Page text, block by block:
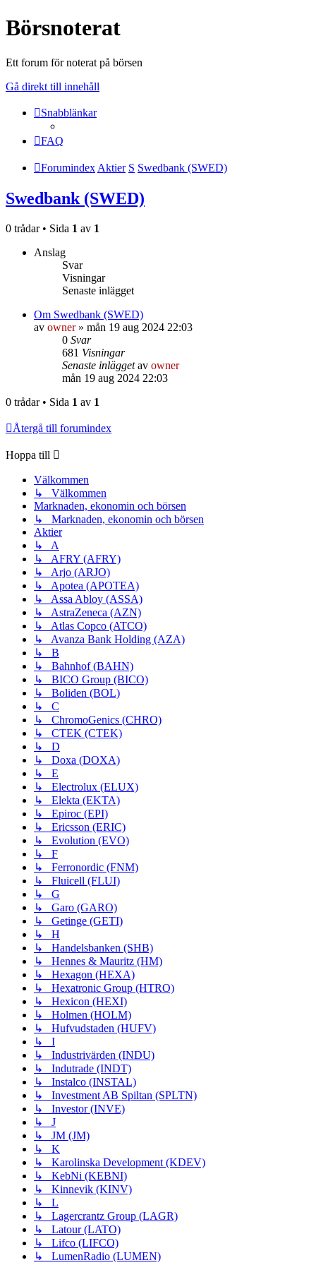
Börsnoterat
Ett forum för noterat på börsen
Gå direkt till innehåll
Snabblänkar
FAQ
Forumindex Aktier S Swedbank (SWED)
Swedbank (SWED)
0 trådar • Sida 1 av 1
Anslag
Svar
Visningar
Senaste inlägget
Om Swedbank (SWED)
av owner» mån 19 aug 2024 22:03
0 Svar
681 Visningar
Senaste inläggetav owner
mån 19 aug 2024 22:03
0 trådar • Sida 1 av 1
Återgå till forumindex
Hoppa till
Välkommen
↳ Välkommen
Marknaden, ekonomin och börsen
↳ Marknaden, ekonomin och börsen
Aktier
↳ A
↳ AFRY (AFRY)
↳ Arjo (ARJO)
↳ Apotea (APOTEA)
↳ Assa Abloy (ASSA)
↳ AstraZeneca (AZN)
↳ Atlas Copco (ATCO)
↳ Avanza Bank Holding (AZA)
↳ B
↳ Bahnhof (BAHN)
↳ BICO Group (BICO)
↳ Boliden (BOL)
↳ C
↳ ChromoGenics (CHRO)
↳ CTEK (CTEK)
↳ D
↳ Doxa (DOXA)
↳ E
↳ Electrolux (ELUX)
↳ Elekta (EKTA)
↳ Epiroc (EPI)
↳ Ericsson (ERIC)
↳ Evolution (EVO)
↳ F
↳ Ferronordic (FNM)
↳ Fluicell (FLUI)
↳ G
↳ Garo (GARO)
↳ Getinge (GETI)
↳ H
↳ Handelsbanken (SHB)
↳ Hennes & Mauritz (HM)
↳ Hexagon (HEXA)
↳ Hexatronic Group (HTRO)
↳ Hexicon (HEXI)
↳ Holmen (HOLM)
↳ Hufvudstaden (HUFV)
↳ I
↳ Industrivärden (INDU)
↳ Indutrade (INDT)
↳ Instalco (INSTAL)
↳ Investment AB Spiltan (SPLTN)
↳ Investor (INVE)
↳ J
↳ JM (JM)
↳ K
↳ Karolinska Development (KDEV)
↳ KebNi (KEBNI)
↳ Kinnevik (KINV)
↳ L
↳ Lagercrantz Group (LAGR)
↳ Latour (LATO)
↳ Lifco (LIFCO)
↳ LumenRadio (LUMEN)